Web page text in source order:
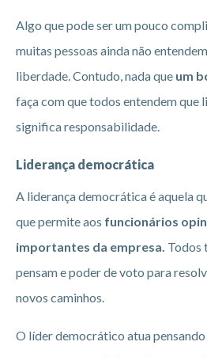
Algo que pode ser um pouco
muitas pessoas ainda não
liberdade. Contudo, nada que um
faça com que todos entendem que
significa responsabilidade.
Liderança democrática
A liderança democrática é aquela
que permite aos funcionários
importantes da empresa. Todos
pensam e poder de voto para
novos caminhos.
O líder democrático atua